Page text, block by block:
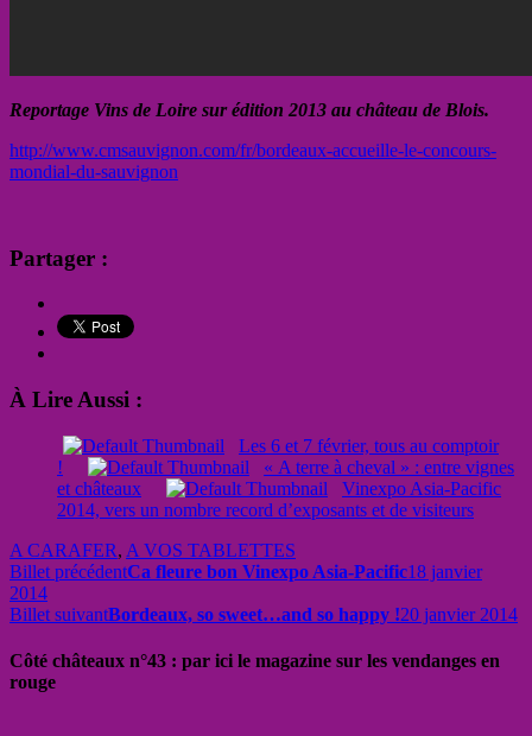
Reportage Vins de Loire sur édition 2013 au château de Blois.
http://www.cmsauvignon.com/fr/bordeaux-accueille-le-concours-
mondial-du-sauvignon
Partager :
À Lire Aussi :
Les 6 et 7 février, tous au comptoir
!
« A terre à cheval » : entre vignes
et châteaux
Vinexpo Asia-Pacific
2014, vers un nombre record d’exposants et de visiteurs
A CARAFER, A VOS TABLETTES
Billet précédentCa fleure bon Vinexpo Asia-Pacific18 janvier
2014
Billet suivantBordeaux, so sweet…and so happy !20 janvier 2014
Côté châteaux n°43 : par ici le magazine sur les vendanges en
rouge